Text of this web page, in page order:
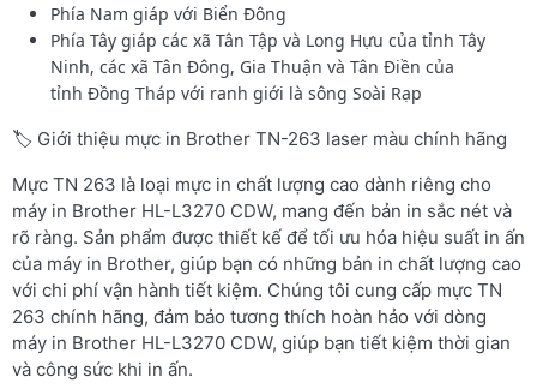
Phía Nam giáp với Biển Đông
Phía Tây giáp các xã Tân Tập và Long Hựu của tỉnh Tây
Ninh, các xã Tân Đông, Gia Thuận và Tân Điền của
tỉnh Đồng Tháp với ranh giới là sông Soài Rạp
🏷️ Giới thiệu mực in Brother TN-263 laser màu chính hãng
Mực TN 263 là loại mực in chất lượng cao dành riêng cho
máy in Brother HL-L3270 CDW, mang đến bản in sắc nét và
rõ ràng. Sản phẩm được thiết kế để tối ưu hóa hiệu suất in ấn
của máy in Brother, giúp bạn có những bản in chất lượng cao
với chi phí vận hành tiết kiệm. Chúng tôi cung cấp mực TN
263 chính hãng, đảm bảo tương thích hoàn hảo với dòng
máy in Brother HL-L3270 CDW, giúp bạn tiết kiệm thời gian
và công sức khi in ấn.